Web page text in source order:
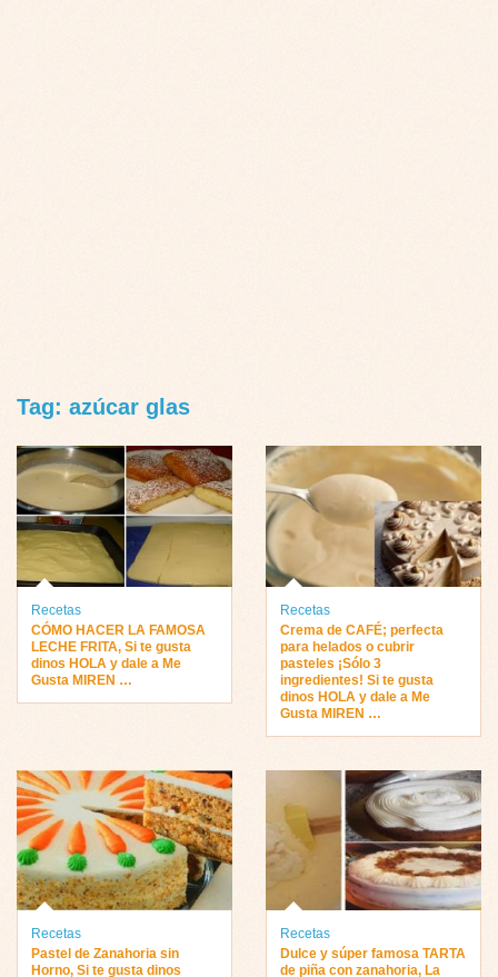
Tag: azúcar glas
Recetas
CÓMO HACER LA FAMOSA
LECHE FRITA, Si te gusta
dinos HOLA y dale a Me
Gusta MIREN …
Recetas
Crema de CAFÉ; perfecta
para helados o cubrir
pasteles ¡Sólo 3
ingredientes! Si te gusta
dinos HOLA y dale a Me
Gusta MIREN …
Recetas
Pastel de Zanahoria sin
Horno, Si te gusta dinos
Recetas
Dulce y súper famosa TARTA
de piña con zanahoria, La